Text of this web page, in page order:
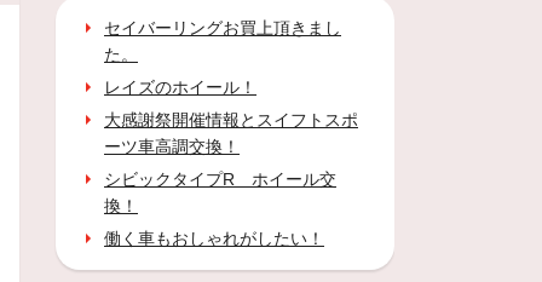
セイバーリングお買上頂きまし
た。
レイズのホイール！
大感謝祭開催情報とスイフトスポ
ーツ車高調交換！
シビックタイプR ホイール交
換！
働く車もおしゃれがしたい！